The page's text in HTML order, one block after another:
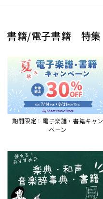
書籍/電子書籍 特集
期間限定！電子楽譜・書籍キャン
ペーン